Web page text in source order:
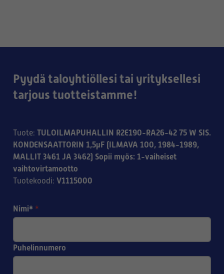
Pyydä taloyhtiöllesi tai yrityksellesi
tarjous tuotteistamme!
Tuote: TULOILMAPUHALLIN R2E190-RA26-42 75 W SIS.
KONDENSAATTORIN 1,5µF (ILMAVA 100, 1984-1989,
MALLIT 3461 JA 3462) Sopii myös: 1-vaiheiset
vaihtovirtamootto
Tuotekoodi: V1115000
Nimi* *
Puhelinnumero